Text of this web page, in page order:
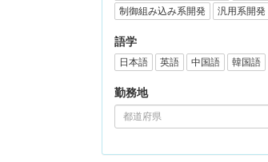
制御組み込み系開発
汎用系開発
語学
日本語 英語 中国語 韓国語
勤務地
都道府県